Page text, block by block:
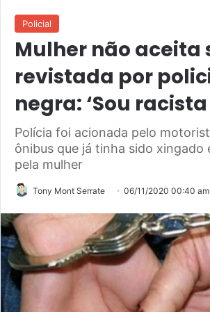
Policial
Mulher não aceita
revistada por
negra: ‘Sou
Polícia foi acionada pelo
ônibus que já tinha sido xingado
pela mulher
Tony Mont Serrate 06/11/2020 00:40 am